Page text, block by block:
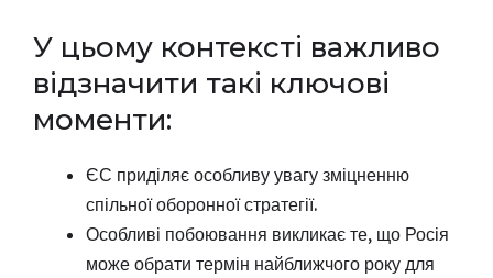
У цьому контексті важливо
відзначити такі ключові
моменти:
ЄС приділяє особливу увагу зміцненню
спільної оборонної стратегії.
Особливі побоювання викликає те, що Росія
може обрати термін найближчого року для